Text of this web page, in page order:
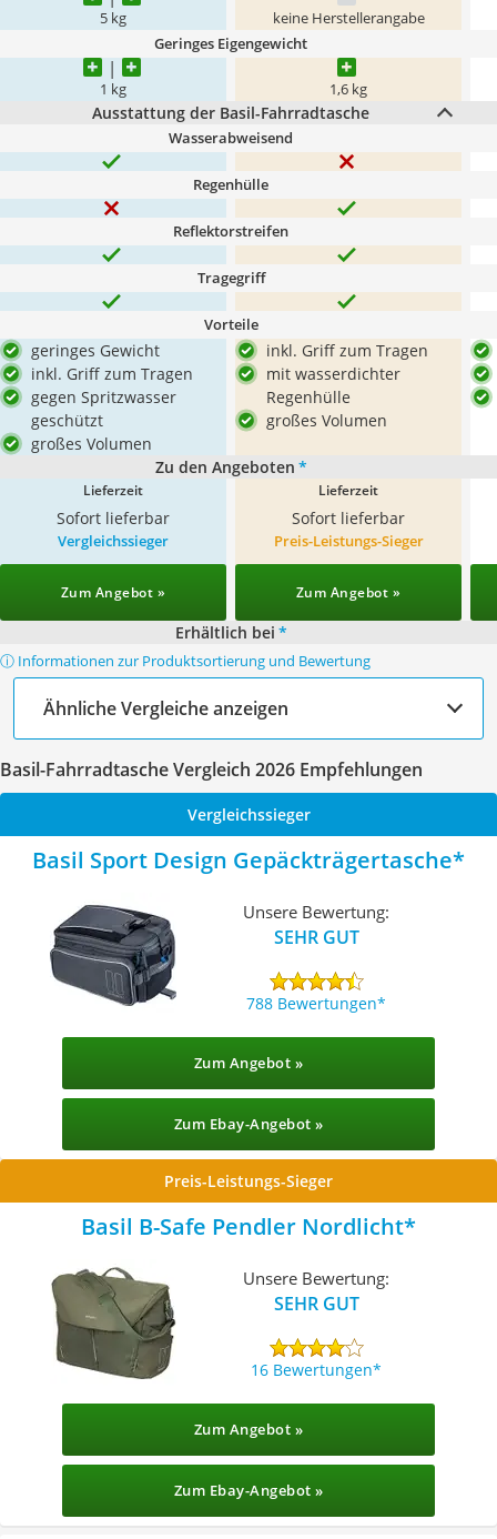
5 kg keine Herstellerangabe
Geringes Eigengewicht
1 kg 1,6 kg
Ausstattung der Basil-Fahrradtasche
Wasserabweisend
Regenhülle
Reflektorstreifen
Tragegriff
Vorteile
geringes Gewicht
inkl. Griff zum Tragen
gegen Spritzwasser
geschützt
großes Volumen
inkl. Griff zum Tragen
mit wasserdichter
Regenhülle
großes Volumen
Zu den Angeboten *
Lieferzeit
Sofort lieferbar
Lieferzeit
Sofort lieferbar
Vergleichssieger
Zum Angebot »
Preis-Leistungs-Sieger
Zum Angebot »
Erhältlich bei *
ⓘ Informationen zur Produktsortierung und Bewertung
Ähnliche Vergleiche anzeigen
Basil-Fahrradtasche Vergleich 2026 Empfehlungen
Vergleichssieger
Basil Sport Design Gepäckträgertasche
Unsere Bewertung:
SEHR GUT
788 Bewertungen
Zum Angebot »
Zum Ebay-Angebot »
Preis-Leistungs-Sieger
Basil B-Safe Pendler Nordlicht
Unsere Bewertung:
SEHR GUT
16 Bewertungen
Zum Angebot »
Zum Ebay-Angebot »